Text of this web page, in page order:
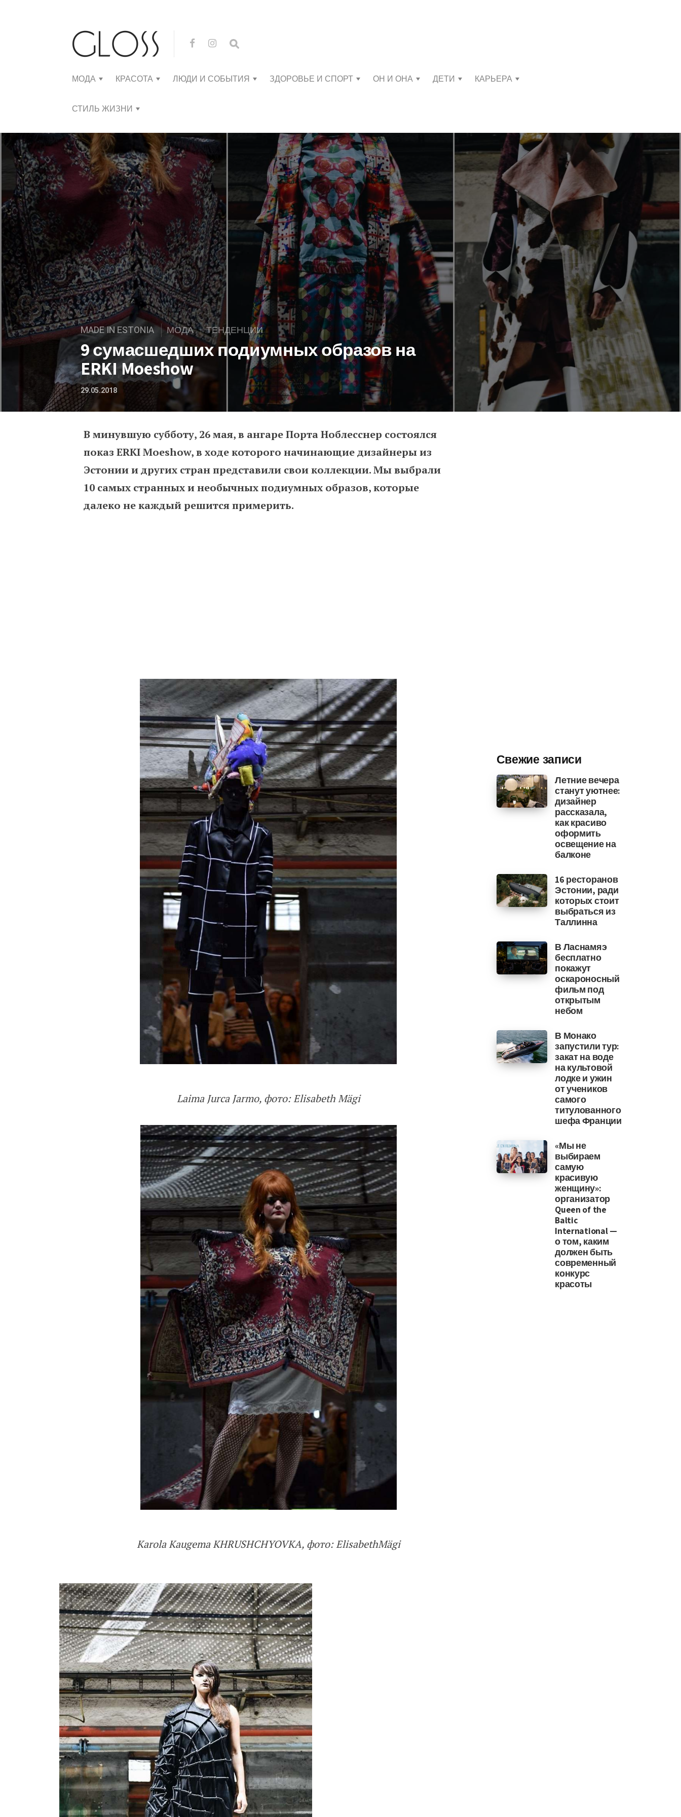
МОДА КРАСОТА ЛЮДИ И СОБЫТИЯ ЗДОРОВЬЕ И СПОРТ ОН И ОНА ДЕТИ КАРЬЕРА
СТИЛЬ ЖИЗНИ
MADE IN ESTONIA МОДА ТЕНДЕНЦИИ
9 сумасшедших подиумных образов на
ERKI Moeshow
29.05.2018
9 сумасшедших подиумных образов на ERKI Moeshow
В минувшую субботу, 26 мая, в ангаре Порта Ноблесснер состоялся
показ ERKI Moeshow, в ходе которого начинающие дизайнеры из
Эстонии и других стран представили свои коллекции. Мы выбрали
10 самых странных и необычных подиумных образов, которые
далеко не каждый решится примерить.
Laima Jurca Jarmo, фото: Elisabeth Mägi
Karola Kaugema KHRUSHCHYOVKA, фото: ElisabethMägi
Свежие записи
Летние вечера
станут уютнее:
дизайнер
рассказала,
как красиво
оформить
освещение на
балконе
16 ресторанов
Эстонии, ради
которых стоит
выбраться из
Таллинна
В Ласнамяэ
бесплатно
покажут
оскароносный
фильм под
открытым
небом
В Монако
запустили тур:
закат на воде
на культовой
лодке и ужин
от учеников
самого
титулованного
шефа Франции
«Мы не
выбираем
самую
красивую
женщину»:
организатор
Queen of the
Baltic
International —
о том, каким
должен быть
современный
конкурс
красоты